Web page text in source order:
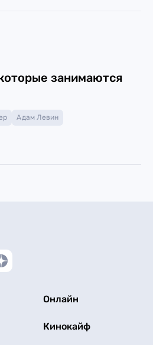
занимаются
Адам Левин
Онлайн
Кинокайф